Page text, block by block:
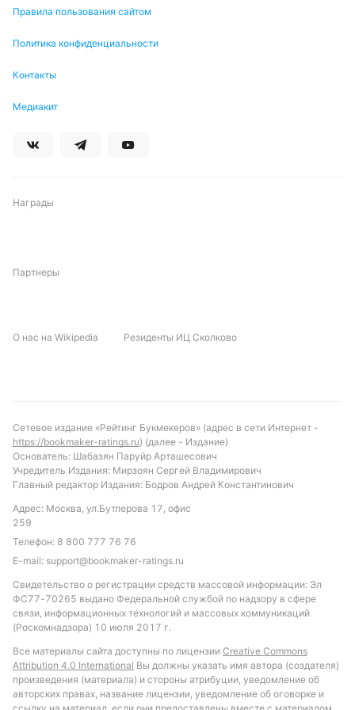
Правила пользования сайтом
Политика конфиденциальности
Контакты
Медиакит
Награды
Партнеры
О нас на Wikipedia Резиденты ИЦ Сколково
Сетевое издание «Рейтинг Букмекеров» (адрес в сети Интернет -
https://bookmaker-ratings.ru) (далее - Издание)
Основатель: Шабазян Паруйр Арташесович
Учредитель Издания: Мирзоян Сергей Владимирович
Главный редактор Издания: Бодров Андрей Константинович
Адрес: Москва, ул.Бутлерова 17, офис
259
Телефон: 8 800 777 76 76
E-mail: support@bookmaker-ratings.ru
Свидетельство о регистрации средств массовой информации: Эл
ФС77-70265 выдано Федеральной службой по надзору в сфере
связи, информационных технологий и массовых коммуникаций
(Роскомнадзора) 10 июля 2017 г.
Все материалы сайта доступны по лицензии Creative Commons
Attribution 4.0 International Вы должны указать имя автора (создателя)
произведения (материала) и стороны атрибуции, уведомление об
авторских правах, название лицензии, уведомление об оговорке и